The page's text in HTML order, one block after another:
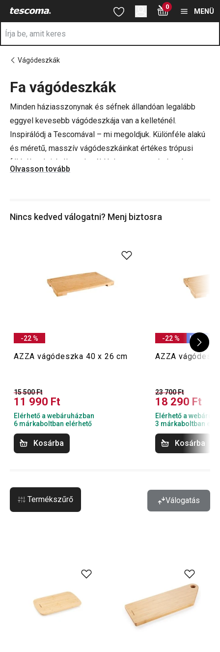
Ugrás a fő tartalomhoz
Ugrás a kereséshez
Ugrás a navigációhoz 0
MENÜ
Vágódeszkák
Fa vágódeszkák
Minden háziasszonynak és séfnek állandóan legalább
eggyel kevesebb vágódeszkája van a kelleténél.
Inspirálódj a Tescomával – mi megoldjuk. Különféle alakú
és méretű, masszív vágódeszkáinkat értékes trópusi
fákból gyártjuk. Ilyenek például az extratartós bambusz
vágódeszkáink.
késekés ahúsvágó késekállapotát, vagy meríts ihletet a
Olvasson tovább
Nincs kedved válogatni? Menj biztosra
-22 %
AZZA vágódeszka 40 x 26 cm
15 500 Ft
11 990 Ft
Elérhető a webáruházban
6 márkaboltban elérhető
Kosárba
-22 % Ingyen
AZZA
23 700 Ft
18 290 Ft
Elérhető a
3 márkaboltban
Kosárba
Termékszűrő Válogatás